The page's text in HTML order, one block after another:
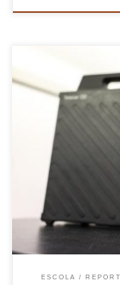
De forma física ou virtual
dos smartphones em dois
internacional. Reúnem,
equipamentos e conferir-
ESCOLA